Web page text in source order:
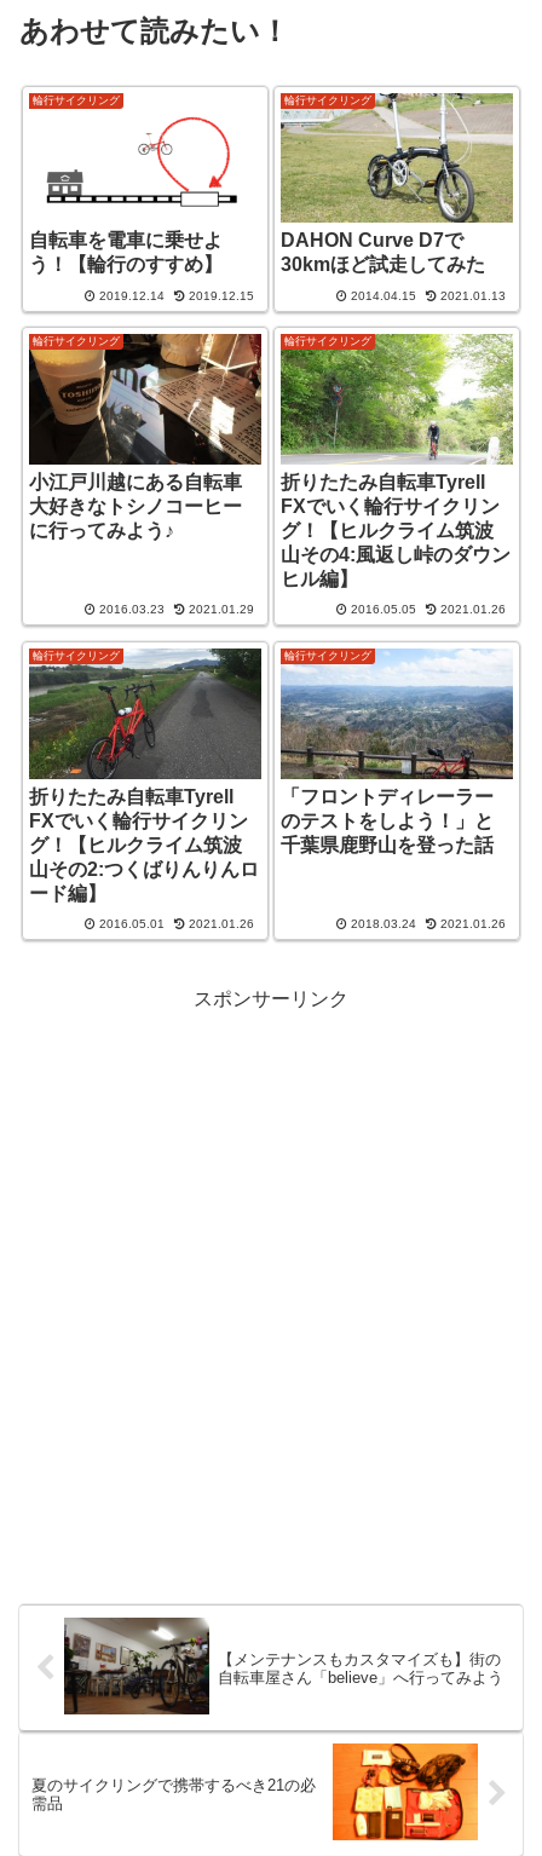
あわせて読みたい！
輪行サイクリング
自転車を電車に乗せよ
う！【輪行のすすめ】
2019.12.14 2019.12.15
輪行サイクリング
DAHON Curve D7で
30kmほど試走してみた
2014.04.15 2021.01.13
輪行サイクリング
小江戸川越にある自転車
大好きなトシノコーヒー
に行ってみよう♪
2016.03.23 2021.01.29
輪行サイクリング
折りたたみ自転車Tyrell
FXでいく輪行サイクリン
グ！【ヒルクライム筑波
山その4:風返し峠のダウン
ヒル編】
2016.05.05 2021.01.26
輪行サイクリング
折りたたみ自転車Tyrell
FXでいく輪行サイクリン
グ！【ヒルクライム筑波
山その2:つくばりんりんロ
ード編】
2016.05.01 2021.01.26
輪行サイクリング
「フロントディレーラー
のテストをしよう！」と
千葉県鹿野山を登った話
2018.03.24 2021.01.26
スポンサーリンク
【メンテナンスもカスタマイズも】街の
自転車屋さん「believe」へ行ってみよう
夏のサイクリングで携帯するべき21の必
需品